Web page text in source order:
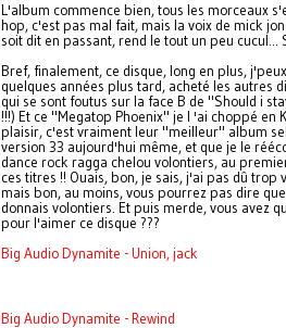
L'album commence bien, tous les morceaux
hop, c'est pas mal fait, mais la voix de mick
soit dit en passant, rend le tout un peu
Bref, finalement, ce disque, long en plus,
quelques années plus tard, acheté les autres
qui se sont foutus sur la face B de "Should i
!!!) Et ce "Megatop Phoenix" je l 'ai choppé en
plaisir, c'est vraiment leur "meilleur" album
version 33 aujourd'hui même, et que je le
dance rock ragga chelou volontiers, au
ces titres !! Ouais, bon, je sais, j'ai pas dû
mais bon, au moins, vous pourrez pas dire
donnais volontiers. Et puis merde, vous avez
pour l'aimer ce disque ???
Big Audio Dynamite - Union, jack
Big Audio Dynamite - Rewind